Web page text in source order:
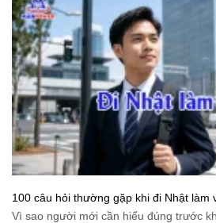
100 câu hỏi thường gặp khi đi Nhật làm
hiểu cho người mới bắt đầu
Vì sao người mới cần hiểu đúng trước